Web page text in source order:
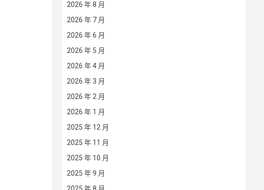
2026 年 8 月
2026 年 7 月
2026 年 6 月
2026 年 5 月
2026 年 4 月
2026 年 3 月
2026 年 2 月
2026 年 1 月
2025 年 12 月
2025 年 11 月
2025 年 10 月
2025 年 9 月